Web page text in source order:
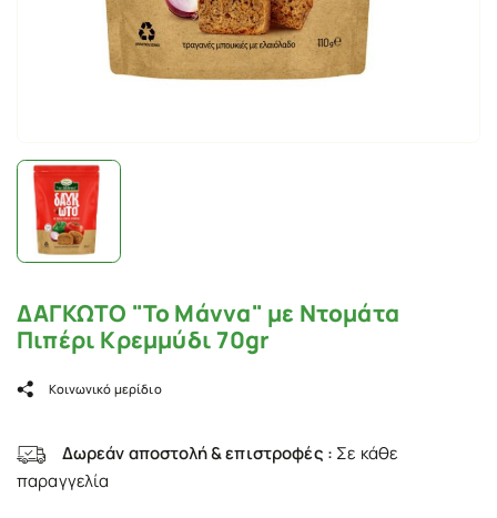
ΔΑΓΚΩΤΟ "Το Μάννα" με Ντομάτα
Πιπέρι Κρεμμύδι 70gr
Κοινωνικό μερίδιο
Δωρεάν αποστολή & επιστροφές : Σε κάθε
παραγγελία